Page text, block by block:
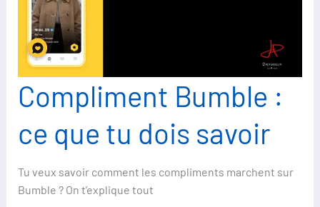
Compliment Bumble :
ce que tu dois savoir
Tu veux savoir comment les compliments marchent sur
Bumble ? On t’explique tout